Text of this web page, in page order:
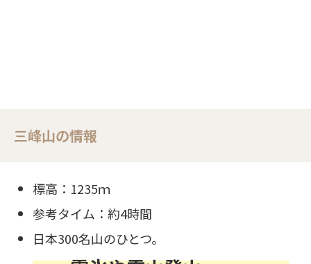
三峰山の情報
標高：1235ｍ
参考タイム：約4時間
日本300名山のひとつ。